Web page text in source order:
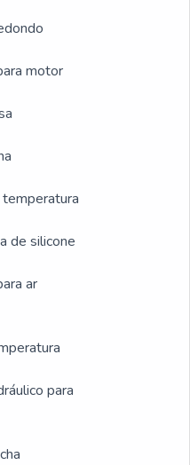
motor
de silicone
ar
para